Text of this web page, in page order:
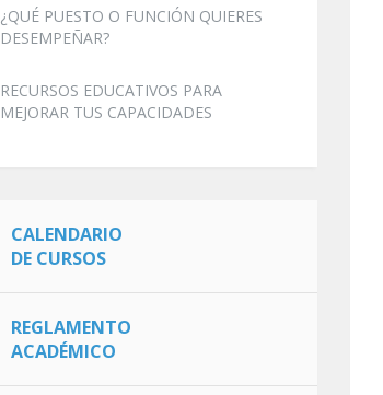
¿QUÉ PUESTO O FUNCIÓN QUIERES
DESEMPEÑAR?
RECURSOS EDUCATIVOS PARA
MEJORAR TUS CAPACIDADES
CALENDARIO
DE CURSOS
REGLAMENTO
ACADÉMICO